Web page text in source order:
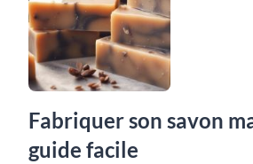
Fabriquer son savon
guide facile